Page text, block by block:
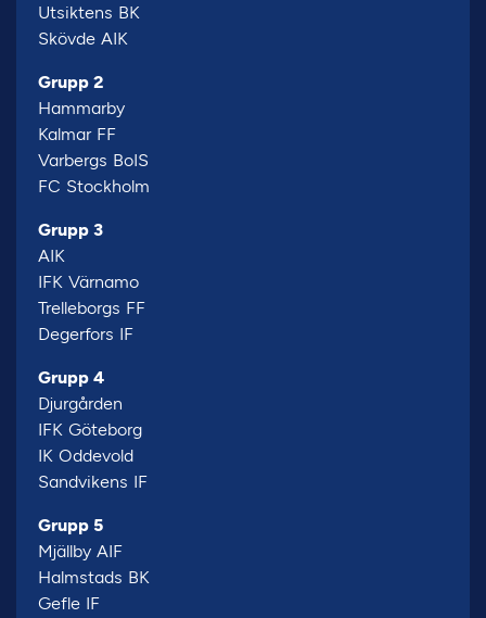
Utsiktens BK
Skövde AIK
Grupp 2
Hammarby
Kalmar FF
Varbergs BoIS
FC Stockholm
Grupp 3
AIK
IFK Värnamo
Trelleborgs FF
Degerfors IF
Grupp 4
Djurgården
IFK Göteborg
IK Oddevold
Sandvikens IF
Grupp 5
Mjällby AIF
Halmstads BK
Gefle IF